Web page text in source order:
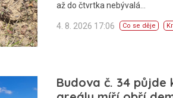
až do čtvrtka nebývalá…
4. 8. 2026 17:06 Co se děje
Budova č. 34 půjde